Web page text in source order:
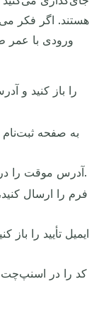
هستند. اگر فکر
ورودی با عمر
به صفحه
آدرس موقت را در فیلد ایمیل بچسبانید و بقیه را پر کنید.
فرم را ارسال
ایمیل تأیید را
کد را در اسنپ‌چت